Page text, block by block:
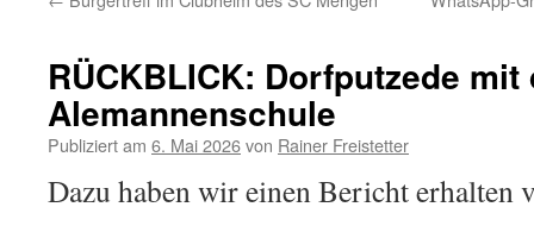
RÜCKBLICK: Dorfputzede mit
Alemannenschule
Publiziert am 6. Mai 2026von Rainer Freistetter
Dazu haben wir einen Bericht erhalten